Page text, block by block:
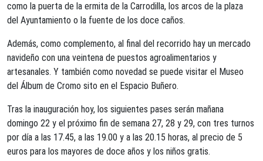
como la puerta de la ermita de la Carrodilla, los arcos de la plaza
del Ayuntamiento o la fuente de los doce caños.
Además, como complemento, al final del recorrido hay un mercado
navideño con una veintena de puestos agroalimentarios y
artesanales. Y también como novedad se puede visitar el Museo
del Álbum de Cromo sito en el Espacio Buñero.
Tras la inauguración hoy, los siguientes pases serán mañana
domingo 22 y el próximo fin de semana 27, 28 y 29, con tres turnos
por día a las 17.45, a las 19.00 y a las 20.15 horas, al precio de 5
euros para los mayores de doce años y los niños gratis.